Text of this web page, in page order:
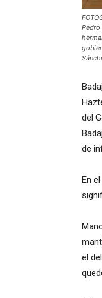
Pedro
del
de
En
el